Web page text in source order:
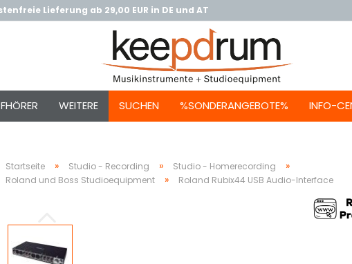
Lieferung ab 29,00 EUR in DE und AT
SUCHEN %SONDERANGEBOTE% INFO-
WEITERE
Startseite » Studio - Recording » Studio - Homerecording »
Roland und Boss Studioequipment » Roland Rubix44 USB Audio-Interface